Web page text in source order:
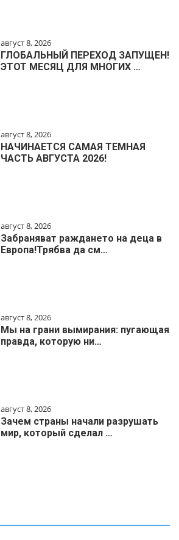
август 8, 2026
ГЛОБАЛЬНЫЙ ПЕРЕХОД ЗАПУЩЕН!
ЭТОТ МЕСЯЦ ДЛЯ МНОГИХ …
август 8, 2026
НАЧИНАЕТСЯ САМАЯ ТЕМНАЯ
ЧАСТЬ АВГУСТА 2026!
август 8, 2026
Забраняват раждането на деца в
Европа!Трябва да см…
август 8, 2026
Мы на грани вымирания: пугающая
правда, которую ни…
август 8, 2026
Зачем страны начали разрушать
мир, который сделал …